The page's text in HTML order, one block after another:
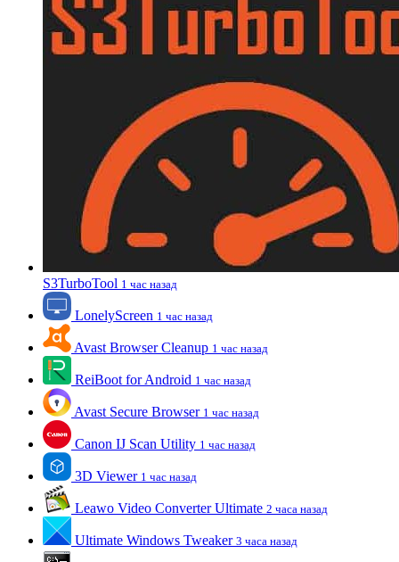
S3TurboTool 1 час назад
LonelyScreen 1 час назад
Avast Browser Cleanup 1 час назад
ReiBoot for Android 1 час назад
Avast Secure Browser 1 час назад
Canon IJ Scan Utility 1 час назад
3D Viewer 1 час назад
Leawo Video Converter Ultimate 2 часа назад
Ultimate Windows Tweaker 3 часа назад